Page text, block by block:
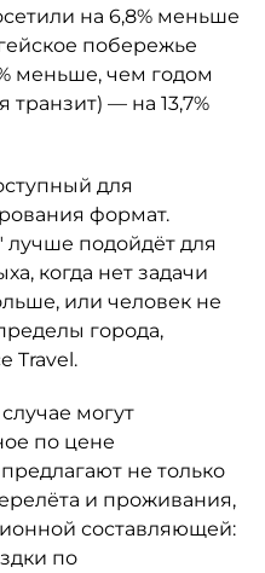
на 6,8% меньше
побережье
меньше, чем годом
транзит) — на 13,7%
для
формат.
подойдёт для
когда нет задачи
или человек не
города,
Travel.
могут
по цене
не только
и проживания,
составляющей:
по